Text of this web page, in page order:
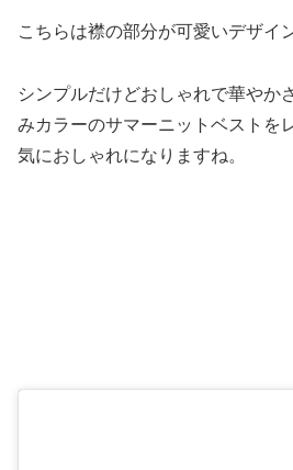
こちらは襟の部分が可愛いデザイ
シンプルだけどおしゃれで華やか
みカラーのサマーニットベストを
気におしゃれになりますね。